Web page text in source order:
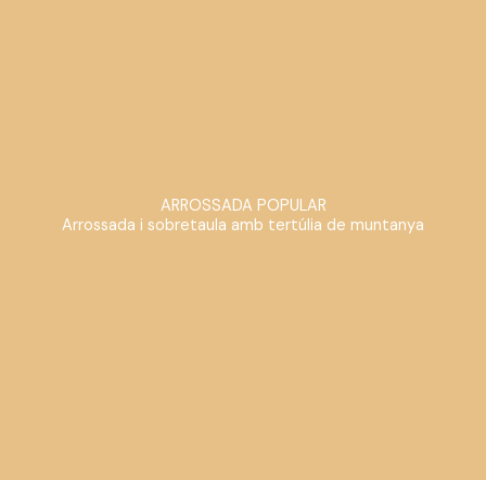
ARROSSADA POPULAR
Arrossada i sobretaula amb tertúlia de muntanya